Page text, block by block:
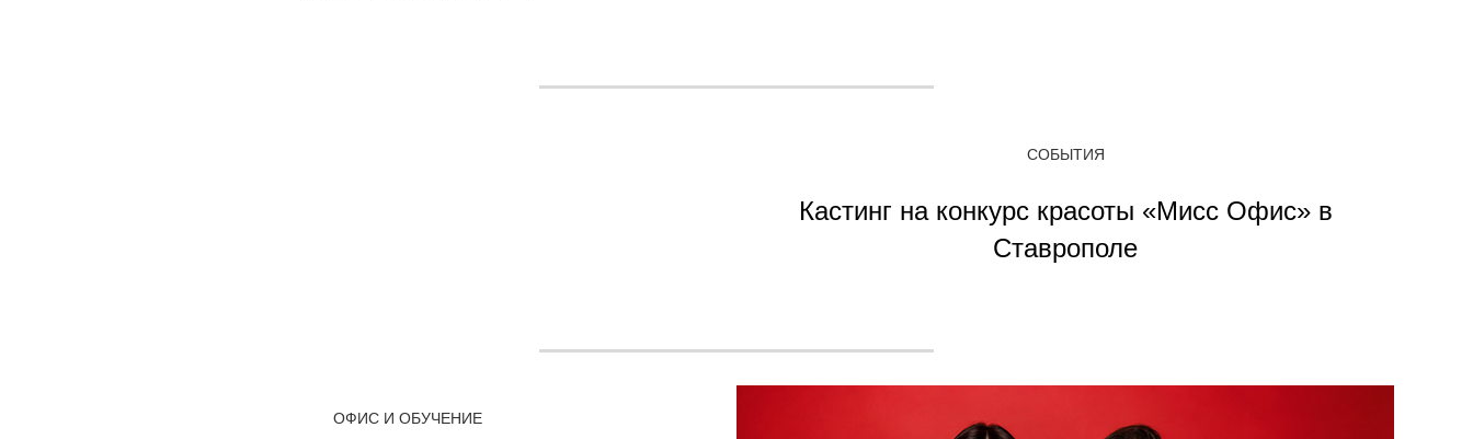
СОБЫТИЯ
Кастинг на конкурс красоты «Мисс Офис» в
Ставрополе
ОФИС И ОБУЧЕНИЕ